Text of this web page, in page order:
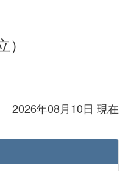
2026年08月10日 現在